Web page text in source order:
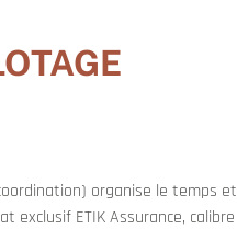
organise le temps et
exclusif ETIK Assurance, calibre